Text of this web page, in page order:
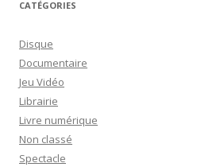
CATÉGORIES
Disque
Documentaire
Jeu Vidéo
Librairie
Livre numérique
Non classé
Spectacle